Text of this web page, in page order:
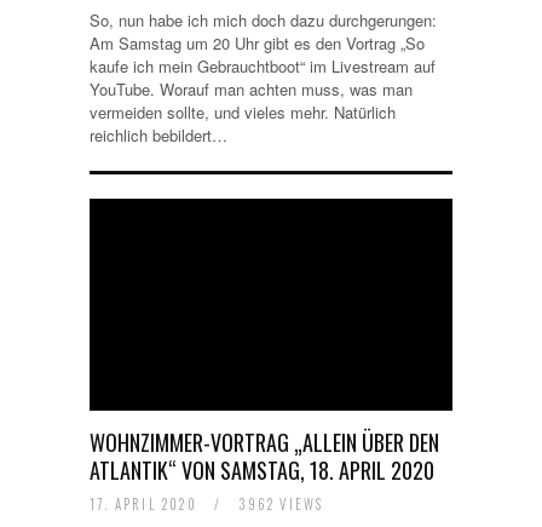
So, nun habe ich mich doch dazu durchgerungen:
Am Samstag um 20 Uhr gibt es den Vortrag „So
kaufe ich mein Gebrauchtboot“ im Livestream auf
YouTube. Worauf man achten muss, was man
vermeiden sollte, und vieles mehr. Natürlich
reichlich bebildert…
WOHNZIMMER-VORTRAG „ALLEIN ÜBER DEN
ATLANTIK“ VON SAMSTAG, 18. APRIL 2020
17. APRIL 2020 / 3962 VIEWS